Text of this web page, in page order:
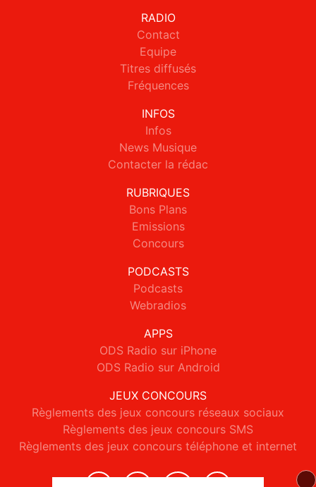
RADIO
Contact
Equipe
Titres diffusés
Fréquences
INFOS
Infos
News Musique
Contacter la rédac
RUBRIQUES
Bons Plans
Emissions
Concours
PODCASTS
Podcasts
Webradios
APPS
ODS Radio sur iPhone
ODS Radio sur Android
JEUX CONCOURS
Règlements des jeux concours réseaux sociaux
Règlements des jeux concours SMS
Règlements des jeux concours téléphone et internet